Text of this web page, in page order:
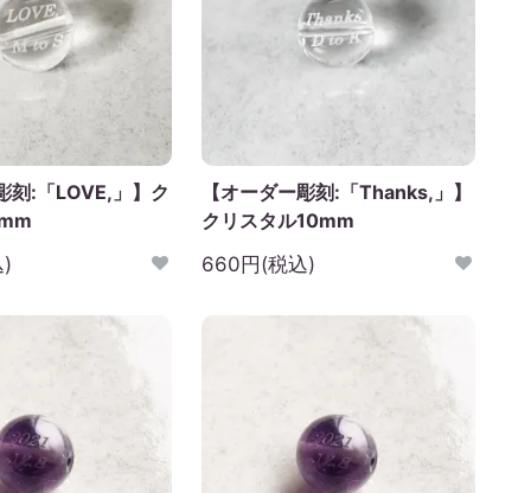
刻:「LOVE,」】ク
【オーダー彫刻:「Thanks,」】
クリスタル10mm
660円(税込)